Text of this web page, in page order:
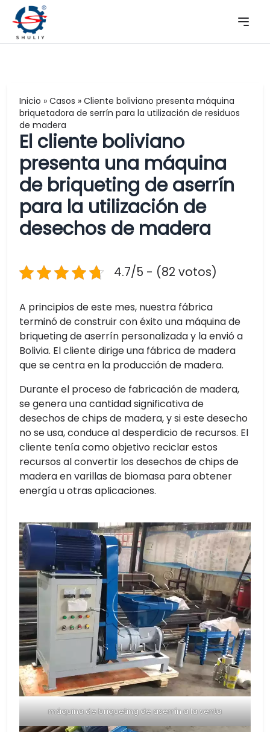
Inicio » Casos » Cliente boliviano presenta máquina
briquetadora de serrín para la utilización de residuos
de madera
El cliente boliviano
presenta una máquina
de briqueting de aserrín
para la utilización de
desechos de madera
4.7/5 - (82 votos)
A principios de este mes, nuestra fábrica
terminó de construir con éxito una máquina de
briqueting de aserrín personalizada y la envió a
Bolivia. El cliente dirige una fábrica de madera
que se centra en la producción de madera.
Durante el proceso de fabricación de madera,
se genera una cantidad significativa de
desechos de chips de madera, y si este desecho
no se usa, conduce al desperdicio de recursos. El
cliente tenía como objetivo reciclar estos
recursos al convertir los desechos de chips de
madera en varillas de biomasa para obtener
energía u otras aplicaciones.
máquina de briqueting de aserrín a la venta